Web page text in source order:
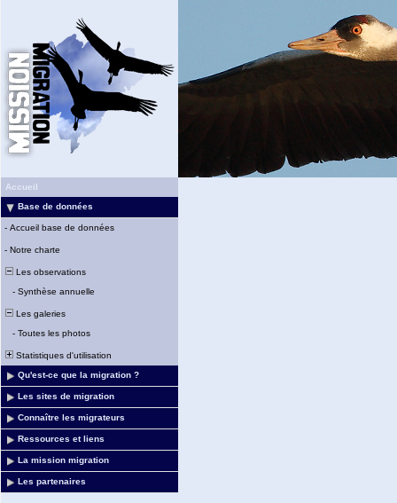
Accueil
Base de données
- Accueil base de données
- Notre charte
Les observations
- Synthèse annuelle
Les galeries
- Toutes les photos
Statistiques d'utilisation
Qu'est-ce que la migration ?
Les sites de migration
Connaître les migrateurs
Ressources et liens
La mission migration
Les partenaires